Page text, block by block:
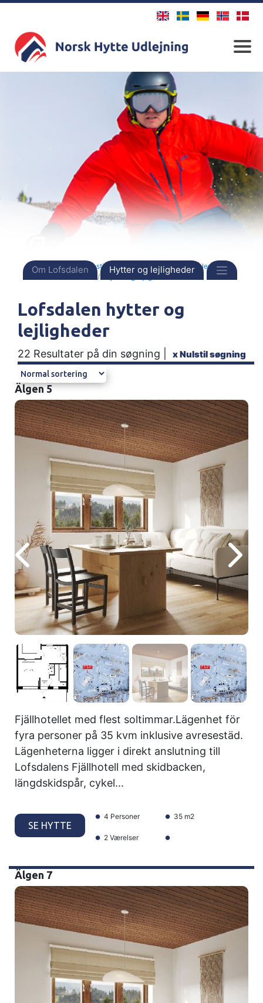
Om Lofsdalen Hytter og lejligheder
Forside Destinationer Sverige
Lofsdalen
Hytter og lejligheder
Lofsdalen hytter og
lejligheder
22 Resultater på din søgning | xNulstil søgning
Älgen 5
Fjällhotellet med flest soltimmar.Lägenhet för
fyra personer på 35 kvm inklusive avresestäd.
Lägenheterna ligger i direkt anslutning till
Lofsdalens Fjällhotell med skidbacken,
längdskidspår, cykel...
SE HYTTE
4 Personer 35 m2
2 Værelser
Älgen 7